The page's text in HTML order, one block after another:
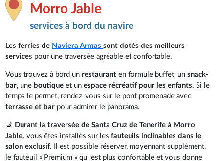
Morro Jable
services à bord du navire
Lesferries de Naviera Armassont dotés des meilleurs
services pour une traversée agréable et confortable.
Vous trouvez à bord un restauranten formule buffet, unsnack-
bar, une boutiqueet unespace récréatif pour les enfants. Si le
temps le permet, rendez-vous sur le pont promenade avec
terrasse et bar pour admirer le panorama.
💺 Durant la traversée de Santa Cruz de Tenerife à Morro
Jable, vous êtes installés sur lesfauteuils inclinables dans le
salon exclusif. Il est possible réserver, moyennant supplément,
le fauteuil « Premium » qui est plus confortable et vous donne